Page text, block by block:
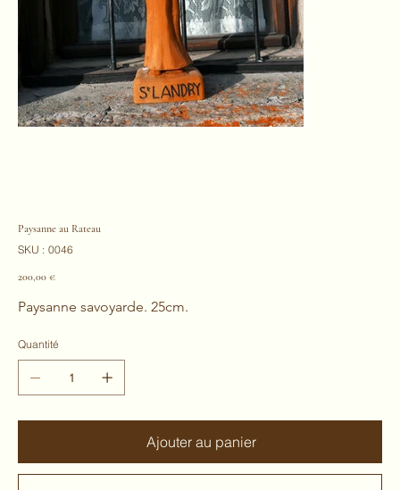
Paysanne au Rateau
SKU : SKU
0046
0046
Prix
200,00 €
Paysanne savoyarde. 25cm.
Quantité
Ajouter au panier